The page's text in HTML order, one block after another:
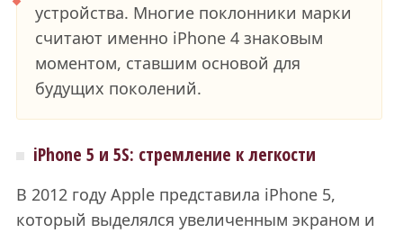
устройства. Многие поклонники марки
считают именно iPhone 4 знаковым
моментом, ставшим основой для
будущих поколений.
iPhone 5 и 5S: стремление к легкости
В 2012 году Apple представила iPhone 5,
который выделялся увеличенным экраном и